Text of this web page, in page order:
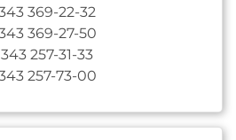
369-22-32
369-27-50
257-31-33
257-73-00